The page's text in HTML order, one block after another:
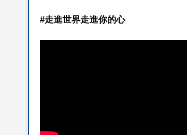
#走進世界走進你的心